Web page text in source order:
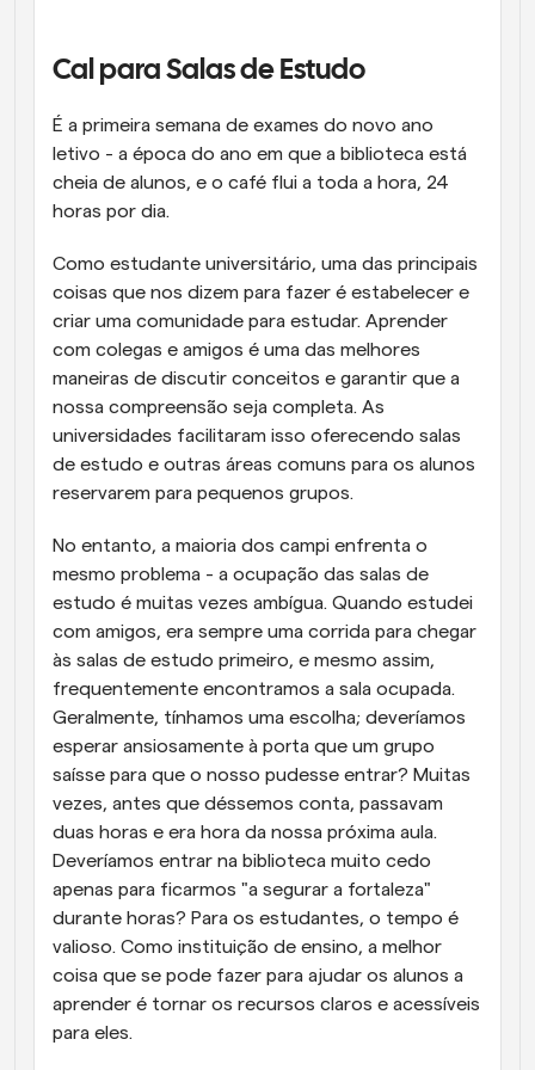
Agendamento potenciado com chamadas
impulsionadas por IA
Automatizar agendamento e lembretes
Mantenha-se atualizado com as últimas notícias e
atualizações
Reuniões Instantâneas
Links de Grupo Dinâmico
Agende reuniões de forma fluida com várias pessoas
Webhooks
Receba notificações quando algo acontecer
Cal para Salas de Estudo
É a primeira semana de exames do novo ano
letivo - a época do ano em que a biblioteca está
cheia de alunos, e o café flui a toda a hora, 24
horas por dia.
Como estudante universitário, uma das principais
coisas que nos dizem para fazer é estabelecer e
criar uma comunidade para estudar. Aprender
com colegas e amigos é uma das melhores
maneiras de discutir conceitos e garantir que a
nossa compreensão seja completa. As
universidades facilitaram isso oferecendo salas
de estudo e outras áreas comuns para os alunos
reservarem para pequenos grupos.
No entanto, a maioria dos campi enfrenta o
mesmo problema - a ocupação das salas de
estudo é muitas vezes ambígua. Quando estudei
com amigos, era sempre uma corrida para chegar
às salas de estudo primeiro, e mesmo assim,
frequentemente encontramos a sala ocupada.
Geralmente, tínhamos uma escolha; deveríamos
esperar ansiosamente à porta que um grupo
saísse para que o nosso pudesse entrar? Muitas
vezes, antes que déssemos conta, passavam
duas horas e era hora da nossa próxima aula.
Deveríamos entrar na biblioteca muito cedo
apenas para ficarmos "a segurar a fortaleza"
durante horas? Para os estudantes, o tempo é
valioso. Como instituição de ensino, a melhor
coisa que se pode fazer para ajudar os alunos a
aprender é tornar os recursos claros e acessíveis
para eles.